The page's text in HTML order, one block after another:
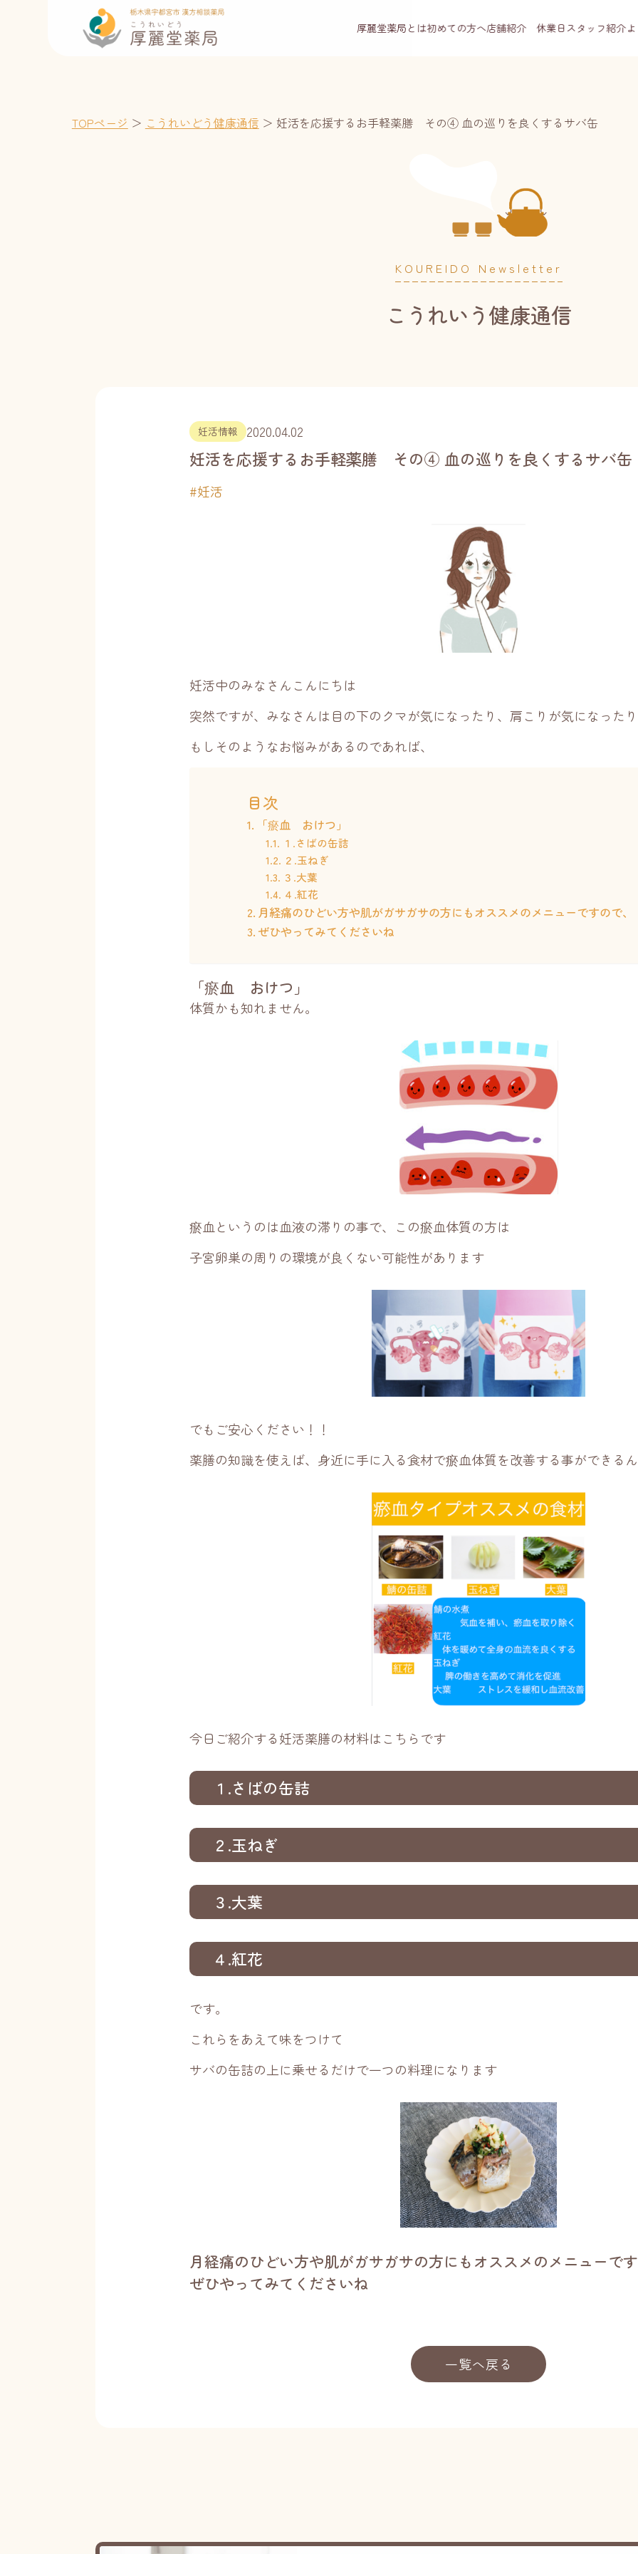
厚麗堂薬局とは初めての方へ店舗紹介 休業日スタッフ紹介
TOPページ ＞ こうれいどう健康通信 ＞ 妊活を応援するお手軽薬膳 その④ 血の巡りを良くするサバ缶
KOUREIDO Newsletter
こうれいう健康通信
妊活情報 2020.04.02
妊活を応援するお手軽薬膳 その④ 血の巡りを良くするサバ缶
#妊活
妊活中のみなさんこんにちは
突然ですが、みなさんは目の下のクマが気になったり、肩こりが気になった
もしそのようなお悩みがあるのであれば、
目次
「瘀血 おけつ」
１.さばの缶詰
２.玉ねぎ
３.大葉
４.紅花
月経痛のひどい方や肌がガサガサの方にもオススメのメニューですので、
ぜひやってみてくださいね
「瘀血 おけつ」
体質かも知れません。
瘀血というのは血液の滞りの事で、この瘀血体質の方は
子宮卵巣の周りの環境が良くない可能性があります
でもご安心ください！！
薬膳の知識を使えば、身近に手に入る食材で瘀血体質を改善する事ができる
今日ご紹介する妊活薬膳の材料はこちらです
１.さばの缶詰
２.玉ねぎ
３.大葉
４.紅花
です。
これらをあえて味をつけて
サバの缶詰の上に乗せるだけで一つの料理になります
月経痛のひどい方や肌がガサガサの方にもオススメのメニューで
ぜひやってみてくださいね
一覧へ戻る